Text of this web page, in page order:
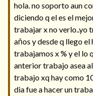
hola. no soporto aun
diciendo q el es el
trabajar x no verlo..yo
aňos y desde q llego
trabajamos x % y el lo
anterior trabajo asea
trabajo xq hay como
dia fue a hacer un